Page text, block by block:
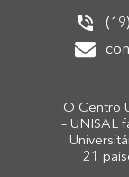
(19)
O Centro
– UNISAL
21